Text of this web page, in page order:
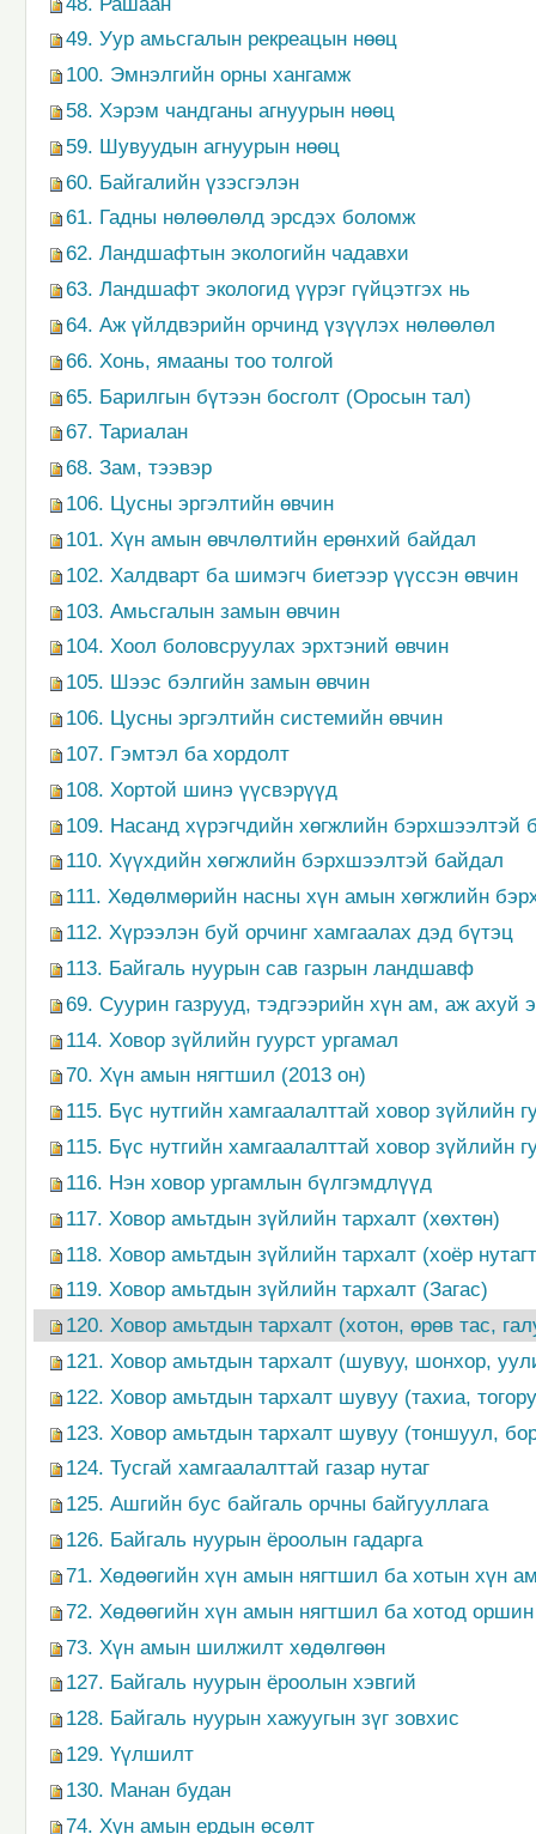
49. Уур амьсгалын рекреацын нөөц
100. Эмнэлгийн орны хангамж
58. Хэрэм чандганы агнуурын нөөц
59. Шувуудын агнуурын нөөц
60. Байгалийн үзэсгэлэн
61. Гадны нөлөөлөлд эрсдэх боломж
62. Ландшафтын экологийн чадавхи
63. Ландшафт экологид үүрэг гүйцэтгэх нь
64. Аж үйлдвэрийн орчинд үзүүлэх нөлөөлөл
66. Хонь, ямааны тоо толгой
65. Барилгын бүтээн босголт (Оросын тал)
67. Тариалан
68. Зам, тээвэр
106. Цусны эргэлтийн өвчин
101. Хүн амын өвчлөлтийн ерөнхий байдал
102. Халдварт ба шимэгч биетээр үүссэн өвчин
103. Амьсгалын замын өвчин
104. Хоол боловсруулах эрхтэний өвчин
105. Шээс бэлгийн замын өвчин
106. Цусны эргэлтийн системийн өвчин
107. Гэмтэл ба хордолт
108. Хортой шинэ үүсвэрүүд
109. Насанд хүрэгчдийн хөгжлийн бэрхшээлтэй
110. Хүүхдийн хөгжлийн бэрхшээлтэй байдал
111. Хөдөлмөрийн насны хүн амын хөгжлийн
112. Хүрээлэн буй орчинг хамгаалах дэд бүтэц
113. Байгаль нуурын сав газрын ландшавф
69. Суурин газрууд, тэдгээрийн хүн ам, аж ахуй
114. Ховор зүйлийн гуурст ургамал
70. Хүн амын нягтшил (2013 он)
115. Бүс нутгийн хамгаалалттай ховор зүйлийн
115. Бүс нутгийн хамгаалалттай ховор зүйлийн
116. Нэн ховор ургамлын бүлгэмдлүүд
117. Ховор амьтдын зүйлийн тархалт (хөхтөн)
118. Ховор амьтдын зүйлийн тархалт (хоёр
119. Ховор амьтдын зүйлийн тархалт (Загас)
120. Ховор амьтдын тархалт (хотон, өрөв тас,
121. Ховор амьтдын тархалт (шувуу, шонхор,
122. Ховор амьтдын тархалт шувуу (тахиа,
123. Ховор амьтдын тархалт шувуу (тоншуул,
124. Тусгай хамгаалалттай газар нутаг
125. Ашгийн бус байгаль орчны байгууллага
126. Байгаль нуурын ёроолын гадарга
71. Хөдөөгийн хүн амын нягтшил ба хотын хүн
72. Хөдөөгийн хүн амын нягтшил ба хотод
73. Хүн амын шилжилт хөдөлгөөн
127. Байгаль нуурын ёроолын хэвгий
128. Байгаль нуурын хажуугын зүг зовхис
129. Үүлшилт
130. Манан будан
74. Хүн амын ердын өсөлт